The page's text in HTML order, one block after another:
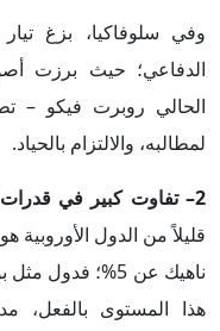
وفي سلوفاكيا، بزغ
الدفاعي؛ حيث برزت
الحالي روبرت فيكو –
لمطالبه، والالتزام بالحياد.
2– تفاوت كبير في قدرات الدول الأوروبية:
هذا المستوى بالفعل،